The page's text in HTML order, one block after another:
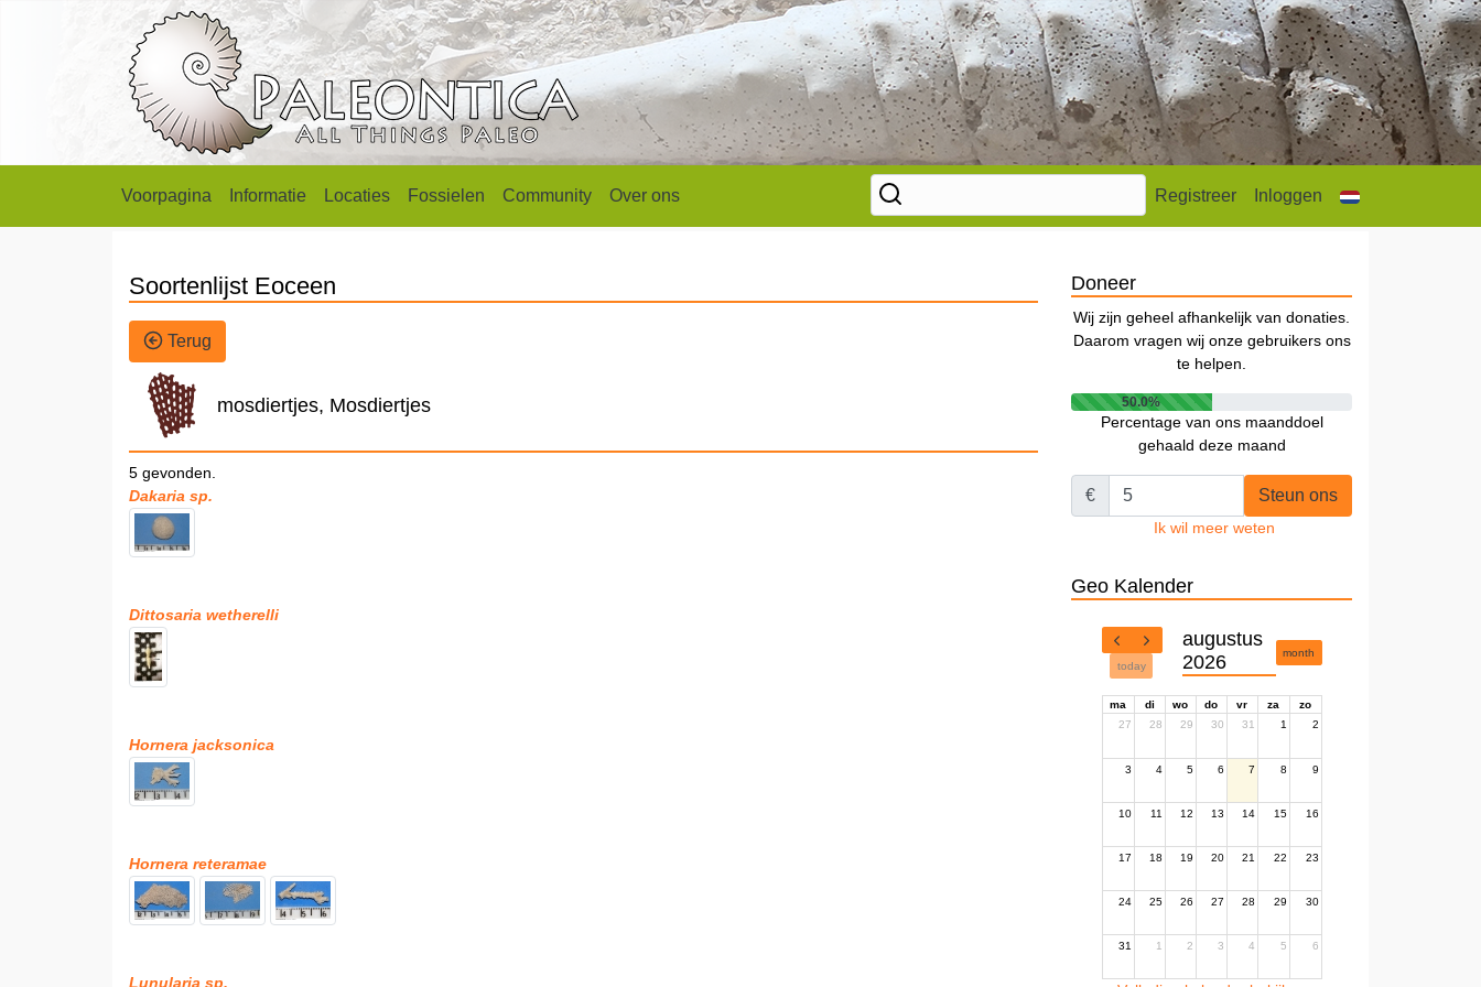
Voorpagina Informatie Locaties Fossielen Community Over ons Registreer Inloggen
Soortenlijst Eoceen
Terug
mosdiertjes, Mosdiertjes
5 gevonden.
Dakaria sp.
Dittosaria wetherelli
Hornera jacksonica
Hornera reteramae
Lunularia sp.
Doneer
Wij zijn geheel afhankelijk van donaties.
Daarom vragen wij onze gebruikers ons
te helpen.
50.0%
Percentage van ons maanddoel
gehaald deze maand
€ Steun ons
Ik wil meer weten
Geo Kalender
today
augustus
2026
month
ma di wo do vr za
zo
27
28 29 30 31 1 2
3 4 5 6 7 8 9
10 11 12 13 14 15 16
17 18 19 20 21 22 23
24 25 26 27 28 29 30
31 1 2 3 4 5 6